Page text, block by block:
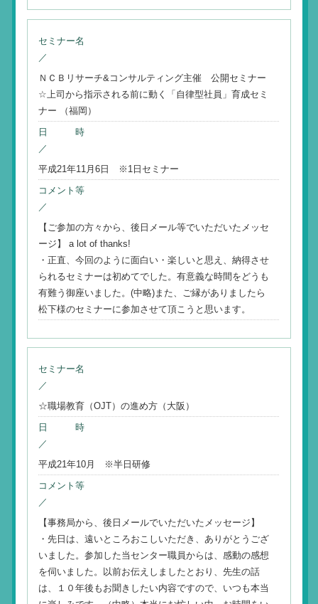
セミナー名
／
ＮＣＢリサーチ&コンサルティング主催 公開セミナー
☆上司から指示される前に動く「自律型社員」育成セミ
ナー （福岡）
日 時
／
平成21年11月6日 ※1日セミナー
コメント等
／
【ご参加の方々から、後日メール等でいただいたメッセ
ージ】 a lot of thanks!
・正直、今回のように面白い・楽しいと思え、納得させ
られるセミナーは初めてでした。有意義な時間をどうも
有難う御座いました。(中略)また、ご縁がありましたら
松下様のセミナーに参加させて頂こうと思います。
セミナー名
／
☆職場教育（OJT）の進め方（大阪）
日 時
／
平成21年10月 ※半日研修
コメント等
／
【事務局から、後日メールでいただいたメッセージ】
・先日は、遠いところおこしいただき、ありがとうござ
いました。参加した当センター職員からは、感動の感想
を伺いました。以前お伝えしましたとおり、先生の話
は、１０年後もお聞きしたい内容ですので、いつも本当